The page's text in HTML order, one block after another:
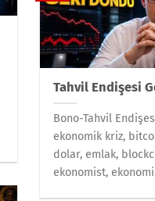
Tahvil Endişesi
Bono-Tahvil
ekonomik kriz,
dolar, emlak,
ekonomist,